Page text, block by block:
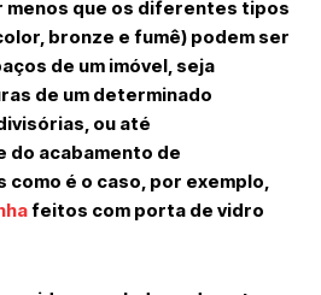
menos que os diferentes tipos
bronze e fumê) podem ser
de um imóvel, seja
de um determinado
ou até
do acabamento de
é o caso, por exemplo,
feitos com porta de vidro